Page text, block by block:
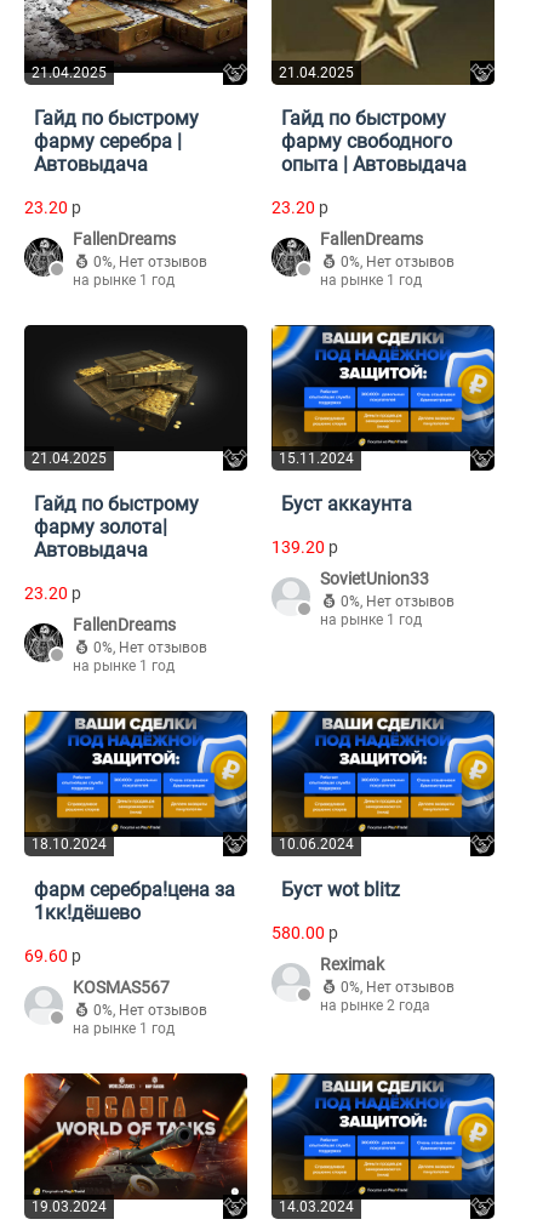
21.04.2025
Гайд по быстрому
фарму серебра |
Автовыдача
23.20 p
FallenDreams
0%, Нет отзывов
на рынке 1 год
21.04.2025
Гайд по быстрому
фарму свободного
опыта | Автовыдача
23.20 p
FallenDreams
0%, Нет отзывов
на рынке 1 год
21.04.2025
Гайд по быстрому
фарму золота|
Автовыдача
23.20 p
FallenDreams
0%, Нет отзывов
на рынке 1 год
15.11.2024
Буст аккаунта
139.20 p
SovietUnion33
0%, Нет отзывов
на рынке 1 год
18.10.2024
фарм серебра!цена за
1кк!дёшево
69.60 p
KOSMAS567
0%, Нет отзывов
на рынке 1 год
10.06.2024
Буст wot blitz
580.00 p
Reximak
0%, Нет отзывов
на рынке 2 года
19.03.2024 14.03.2024